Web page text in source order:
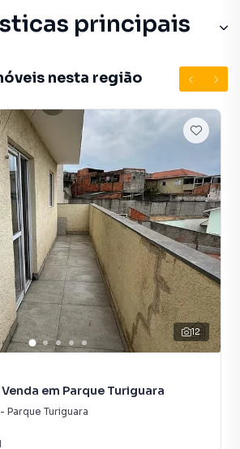
principais
nesta região
12
em Parque Turiguara
- Parque Turiguara